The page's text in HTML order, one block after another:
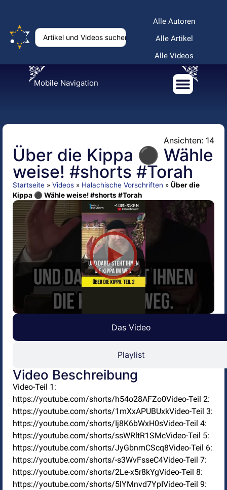
Alle Autoren
Alle Artikel
Alle Videos
Mobile Navigation
Ansichten: 14
Über die Kippa ⚫ Wähle
weise! #shorts #Torah
Startseite » Videos » Halachische Vorschriften » Über die
Kippa ⚫ Wähle weise! #shorts #Torah
Das Video
Playlist
Video Beschreibung
Video-Teil 1:
https://youtube.com/shorts/h54o28AFZo0Video-Teil 2:
https://youtube.com/shorts/1mXxAPUBUxkVideo-Teil 3:
https://youtube.com/shorts/Ij8K6bWxH0sVideo-Teil 4:
https://youtube.com/shorts/ssWRltR1SMcVideo-Teil 5:
https://youtube.com/shorts/JyGbnmCScq8Video-Teil 6:
https://youtube.com/shorts/-s3WvFsseC4Video-Teil 7:
https://youtube.com/shorts/2Le-x5r8kYgVideo-Teil 8:
https://youtube.com/shorts/5lYMnvd7YpIVideo-Teil 9: